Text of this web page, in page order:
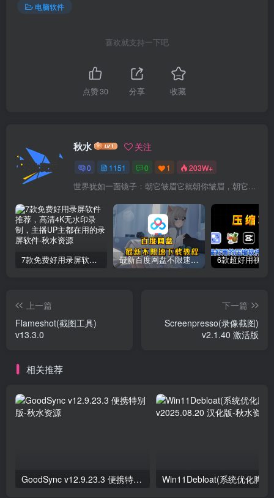
电脑软件
喜欢就支持一下吧
点赞30 分享 收藏
秋水 关注
0 1151 0 1 203W+
世界犹如一面镜子：朝它皱眉它就朝你皱眉，朝它微笑它也吵你微笑
7款免费好用录屏软件推荐，高清4K无水印录制，主播UP主都在用的录屏软件 最新百度网盘不限速下载教程
上一篇
Flameshot(截图工具)
v13.3.0
下一篇
Screenpresso(录像截图)
v2.1.40 激活版
相关推荐
GoodSync v12.9.23.3 便携特别版